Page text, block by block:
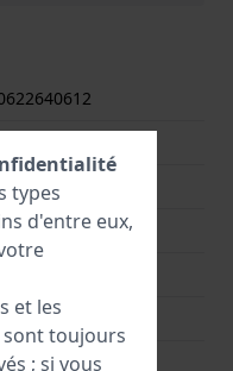
types
d'entre eux,
et les
toujours
; si vous